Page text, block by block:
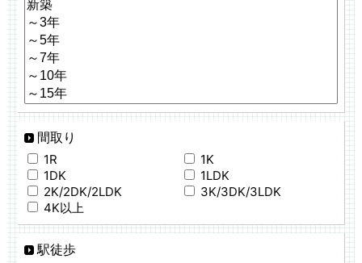
間取り
1R
1K
1DK
1LDK
2K/2DK/2LDK
3K/3DK/3LDK
4K以上
駅徒歩